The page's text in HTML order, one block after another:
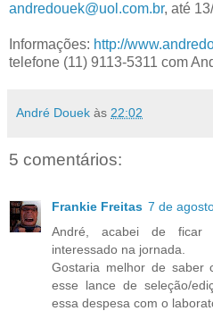
andredouek@uol.com.br, até
Informações: http://
telefone (11) 9113-5311 com
André Douek às 22:02
5 comentários:
Frankie Freitas 7 de
André, acabei de ficar
interessado na jornada.
Gostaria melhor de saber
esse lance de seleção/
essa despesa com o